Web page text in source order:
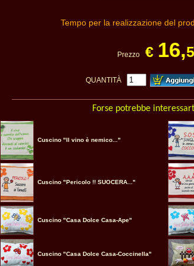
Tempo per la realizzazione del
Prezzo € 16,
QUANTITÀ
Forse potrebbe
Cuscino "Il vino è nemico..."
Cuscino "Pericolo !! SUOCERA..."
Cuscino "Casa Dolce Casa-Ape"
Cuscino "Casa Dolce Casa-Coccinella"